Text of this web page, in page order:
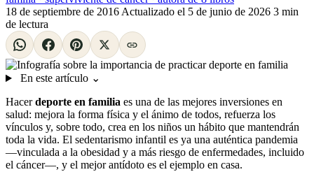
18 de septiembre de 2016 Actualizado el 5 de junio de 2026 3 min
de lectura
En este artículo ⌄
Hacerdeporte en familia es una de las mejores inversiones en
salud: mejora la forma física y el ánimo de todos, refuerza los
vínculos y, sobre todo, crea en los niños un hábito que mantendrán
toda la vida. El sedentarismo infantil es ya una auténtica pandemia
—vinculada a la obesidad y a más riesgo de enfermedades, incluido
el cáncer—, y el mejor antídoto es el ejemplo en casa.